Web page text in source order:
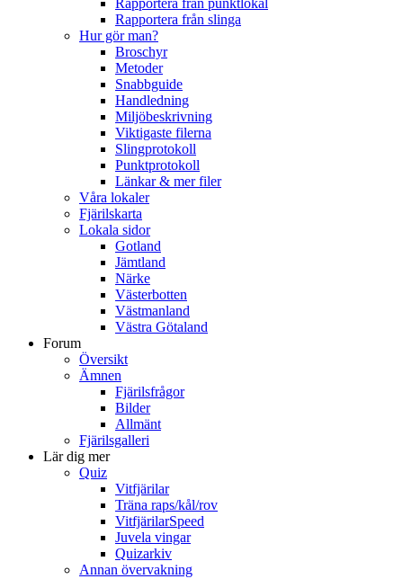
Rapportera från slinga
Hur gör man?
Broschyr
Metoder
Snabbguide
Handledning
Miljöbeskrivning
Viktigaste filerna
Slingprotokoll
Punktprotokoll
Länkar & mer filer
Våra lokaler
Fjärilskarta
Lokala sidor
Gotland
Jämtland
Närke
Västerbotten
Västmanland
Västra Götaland
Forum
Översikt
Ämnen
Fjärilsfrågor
Bilder
Allmänt
Fjärilsgalleri
Lär dig mer
Quiz
Vitfjärilar
Träna raps/kål/rov
VitfjärilarSpeed
Juvela vingar
Quizarkiv
Annan övervakning